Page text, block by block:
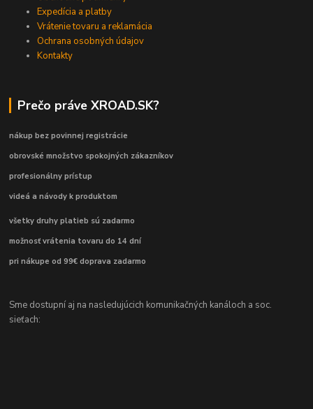
Expedícia a platby
Vrátenie tovaru a reklamácia
Ochrana osobných údajov
Kontakty
Prečo práve XROAD.SK?
nákup bez povinnej registrácie
obrovské množstvo spokojných zákazníkov
profesionálny prístup
videá a návody k produktom
všetky druhy platieb sú zadarmo
možnosť vrátenia tovaru do 14 dní
pri nákupe od 99€ doprava zadarmo
Sme dostupní aj na nasledujúcich komunikačných kanáloch a soc.
sieťach: